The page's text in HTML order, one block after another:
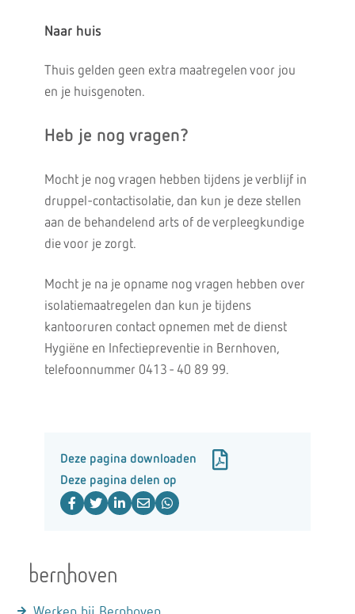
Naar huis
Thuis gelden geen extra maatregelen voor jou
en je huisgenoten.
Heb je nog vragen?
Mocht je nog vragen hebben tijdens je verblijf in
druppel-contactisolatie, dan kun je deze stellen
aan de behandelend arts of de verpleegkundige
die voor je zorgt.
Mocht je na je opname nog vragen hebben over
isolatiemaatregelen dan kun je tijdens
kantooruren contact opnemen met de dienst
Hygiëne en Infectiepreventie in Bernhoven,
telefoonnummer 0413 - 40 89 99.
Deze pagina downloaden
Deze pagina delen op